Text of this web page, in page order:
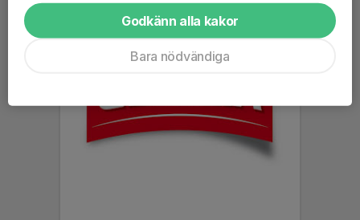
Godkänn alla kakor
Bara nödvändiga